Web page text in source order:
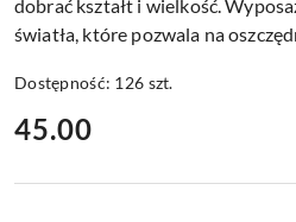
dobrać kształt i wielkość.
światła, które pozwala na
Dostępność: 126 szt.
cena:
45.00